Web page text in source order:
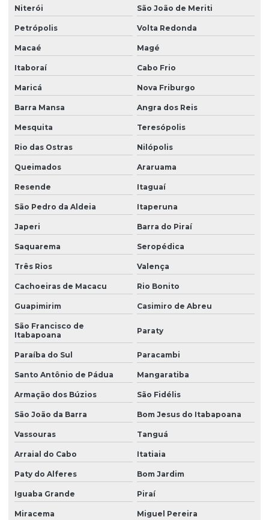
Niterói São João de Meriti
Petrópolis Volta Redonda
Macaé Magé
Itaboraí Cabo Frio
Maricá Nova Friburgo
Barra Mansa Angra dos Reis
Mesquita Teresópolis
Rio das Ostras Nilópolis
Queimados Araruama
Resende Itaguaí
São Pedro da Aldeia Itaperuna
Japeri Barra do Piraí
Saquarema Seropédica
Três Rios Valença
Cachoeiras de Macacu Rio Bonito
Guapimirim Casimiro de Abreu
São Francisco de
Itabapoana
Paraty
Paraíba do Sul Paracambi
Santo Antônio de Pádua Mangaratiba
Armação dos Búzios São Fidélis
São João da Barra Bom Jesus do Itabapoana
Vassouras Tanguá
Arraial do Cabo Itatiaia
Paty do Alferes Bom Jardim
Iguaba Grande Piraí
Miracema Miguel Pereira